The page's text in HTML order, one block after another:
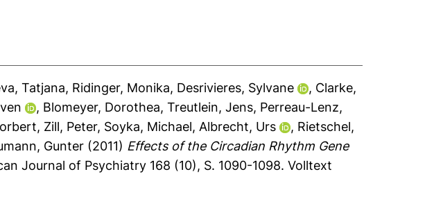
Tatjana, Ridinger, Monika, Desrivieres, Sylvane , Clarke,
, Blomeyer, Dorothea,Treutlein, Jens, Perreau-Lenz,
, Zill, Peter, Soyka, Michael, Albrecht, Urs , Rietschel,
Gunter (2011) Effects of the Circadian Rhythm Gene
Journal of Psychiatry 168 (10), S. 1090-1098.Volltext